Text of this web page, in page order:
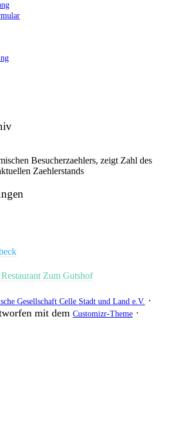
Zum Gutshof
Gesellschaft Celle Stadt und Land e.V. ·
mit dem Customizr-Theme ·